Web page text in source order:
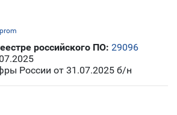
российского ПО: 29096
России от 31.07.2025 б/н